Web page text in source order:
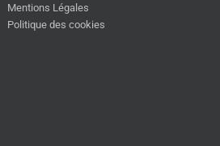
Mentions Légales
Politique des cookies